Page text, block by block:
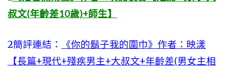
叔文(年齡差10歲)+師生】
2簡評連結：
《你的鬍子我的圍巾》作者：映漾
【長篇+現代+殘疾男主+大叔文+年齡差(男女主相